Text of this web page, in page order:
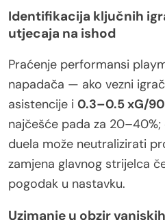
Identifikacija ključnih
utjecaja na ishod
Praćenje performansi
napadača — ako vezni
asistencije i 0.3–0.5 xG/90
najčešće pada za
duela može neutralizirati
zamjena glavnog strijelca
pogodak u nastavku.
Uzimanje u obzir